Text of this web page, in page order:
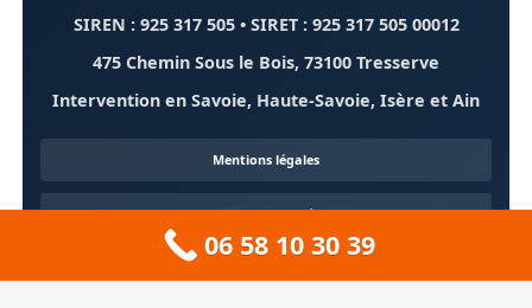
SIREN : 925 317 505 • SIRET : 925 317 505 00012
475 Chemin Sous le Bois, 73100 Tresserve
Intervention en Savoie, Haute-Savoie, Isère et Ain
Mentions légales
Confidentialité
06 58 10 30 39